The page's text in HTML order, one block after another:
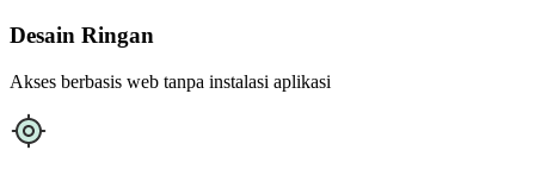
Desain Ringan
Akses berbasis web tanpa instalasi aplikasi